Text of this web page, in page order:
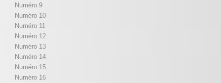
Numéro 9
Numéro 10
Numéro 11
Numéro 12
Numéro 13
Numéro 14
Numéro 15
Numéro 16